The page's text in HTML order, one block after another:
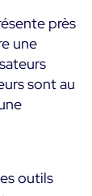
près
une
sont au
outils